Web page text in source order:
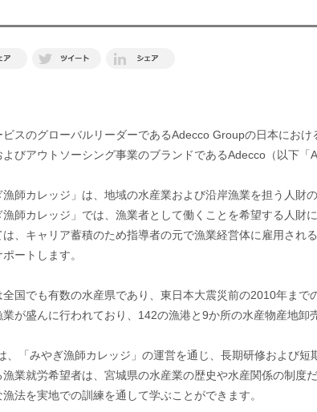
ビスのグローバルリーダーであるAdecco Groupの日本にお
よびアウトソーシング事業のブランドであるAdecco（以下
漁師カレッジ」は、地域の水産業および沿岸漁業を担う人
漁師カレッジ」では、漁業者として働くことを希望する人
は、キャリア蓄積のため指導者の元で漁業経営体に雇用され
ートします。
全国でも有数の水産県であり、東日本大震災前の2010年ま
業が盛んに行われており、142の漁港と9か所の水産物産地卸
、「みやぎ漁師カレッジ」の運営を通じ、長期研修および
漁業就労希望者は、宮城県の水産業の歴史や水産関係の制度
漁法を実地での訓練を通して学ぶことができます。